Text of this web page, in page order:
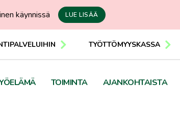
käynnissä LUE LISÄÄ
TYÖTTÖMYYSKASSA
TOIMINTA AJANKOHTAISTA